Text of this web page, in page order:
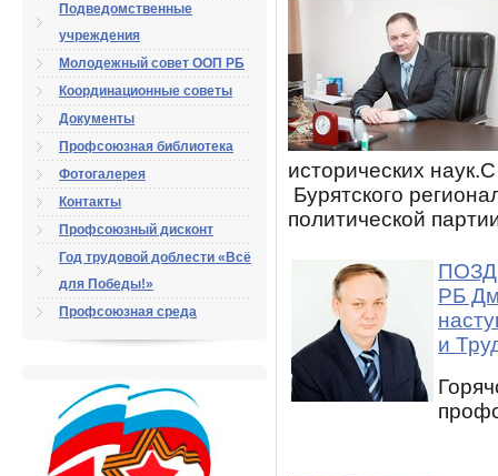
Подведомственные
учреждения
Молодежный совет ООП РБ
Координационные советы
Документы
Профсоюзная библиотека
Фотогалерея
Контакты
Профсоюзный дисконт
Год трудовой доблести «Всё
для Победы!»
Профсоюзная среда
исторических
Бурятского
политической
РБ
и